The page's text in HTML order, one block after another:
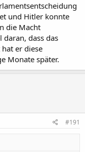
und Hitler konnte
die Macht
dass das
er diese
Monate später.
#191